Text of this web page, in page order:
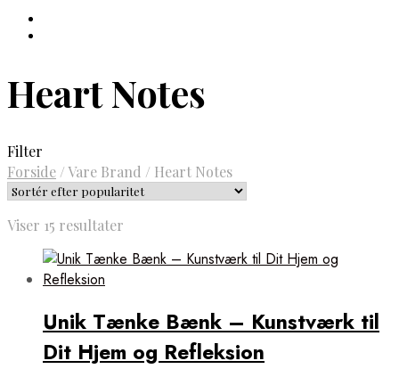
Heart Notes
Filter
Forside /Vare Brand / Heart Notes
Viser 15 resultater
popularitet
Unik Tænke Bænk – Kunstværk til
Dit Hjem og Refleksion